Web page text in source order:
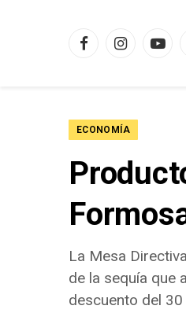
FacebookInstagram
ECONOMÍA
La Mesa
de la sequía que
descuento del